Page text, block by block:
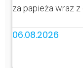
za papieża wraz z
06.08.2026